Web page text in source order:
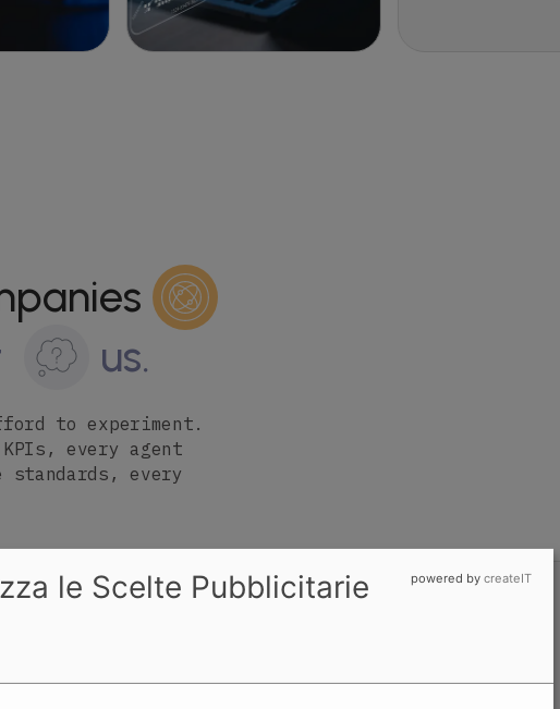
us.
to experiment.
every agent
standards, every
le Scelte Pubblicitarie powered by createIT